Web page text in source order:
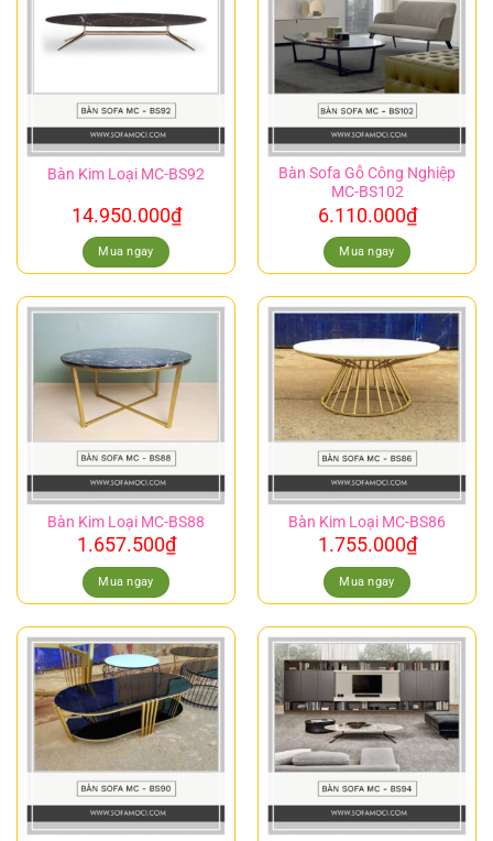
Bàn Kim Loại MC-BS92
14.950.000₫
Mua ngay
Bàn Sofa Gỗ Công Nghiệp
MC-BS102
6.110.000₫
Mua ngay
Bàn Kim Loại MC-BS88
1.657.500₫
Mua ngay
Bàn Kim Loại MC-BS86
1.755.000₫
Mua ngay